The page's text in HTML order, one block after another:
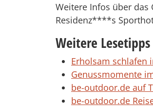
Weitere Infos über
Residenz****s
Weitere
Erholsam schlafen
Genussmomente
be-outdoor.de auf
be-outdoor.de